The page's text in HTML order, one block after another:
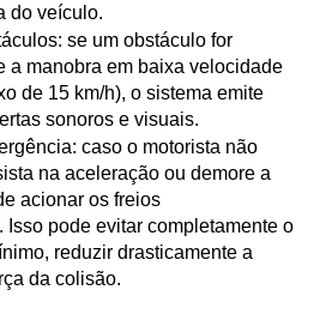
do veículo.
se um obstáculo for
a manobra em baixa velocidade
de 15 km/h), o sistema emite
sonoros e visuais.
caso o motorista não
na aceleração ou demore a
acionar os freios
Isso pode evitar completamente o
reduzir drasticamente a
da colisão.